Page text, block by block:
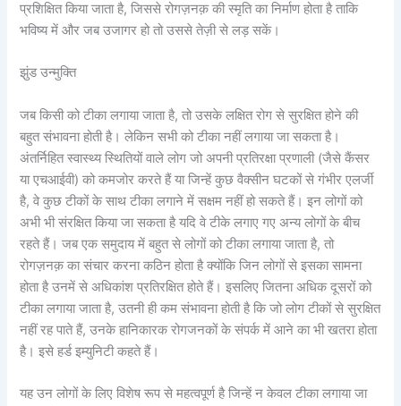
प्रशिक्षित किया जाता है, जिससे रोगज़नक़ की स्मृति का निर्माण होता है ताकि
भविष्य में और जब उजागर हो तो उससे तेज़ी से लड़ सकें।
झुंड उन्मुक्ति
जब किसी को टीका लगाया जाता है, तो उसके लक्षित रोग से सुरक्षित होने की
बहुत संभावना होती है। लेकिन सभी को टीका नहीं लगाया जा सकता है।
अंतर्निहित स्वास्थ्य स्थितियों वाले लोग जो अपनी प्रतिरक्षा प्रणाली (जैसे कैंसर
या एचआईवी) को कमजोर करते हैं या जिन्हें कुछ वैक्सीन घटकों से गंभीर एलर्जी
है, वे कुछ टीकों के साथ टीका लगाने में सक्षम नहीं हो सकते हैं। इन लोगों को
अभी भी संरक्षित किया जा सकता है यदि वे टीके लगाए गए अन्य लोगों के बीच
रहते हैं। जब एक समुदाय में बहुत से लोगों को टीका लगाया जाता है, तो
रोगज़नक़ का संचार करना कठिन होता है क्योंकि जिन लोगों से इसका सामना
होता है उनमें से अधिकांश प्रतिरक्षित होते हैं। इसलिए जितना अधिक दूसरों को
टीका लगाया जाता है, उतनी ही कम संभावना होती है कि जो लोग टीकों से सुरक्षित
नहीं रह पाते हैं, उनके हानिकारक रोगजनकों के संपर्क में आने का भी खतरा होता
है। इसे हर्ड इम्युनिटी कहते हैं।
यह उन लोगों के लिए विशेष रूप से महत्वपूर्ण है जिन्हें न केवल टीका लगाया जा